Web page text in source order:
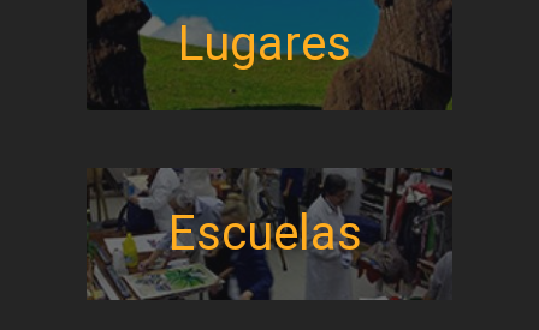
Lugares
Escuelas